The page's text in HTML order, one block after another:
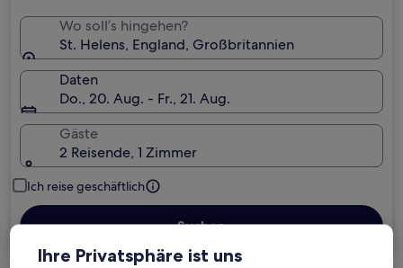
Wo soll’s hingehen?
St. Helens, England, Großbritannien
Daten
Do., 20. Aug. - Fr., 21. Aug.
Gäste
2 Reisende, 1 Zimmer
Ich reise geschäftlich
Suchen
Ihre Privatsphäre ist uns